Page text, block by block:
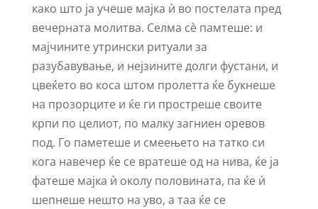
како што ја учеше мајка ѝ во постелата пред
вечерната молитва. Селма сѐ памтеше: и
мајчините утрински ритуали за
разубавување, и нејзините долги фустани, и
цвеќето во коса штом пролетта ќе букнеше
на прозорците и ќе ги простреше своите
крпи по целиот, по малку загниен оревов
под. Го паметеше и смеењето на татко си
кога навечер ќе се вратеше од на нива, ќе ја
фатеше мајка ѝ околу половината, па ќе ѝ
шепнеше нешто на уво, а таа ќе се